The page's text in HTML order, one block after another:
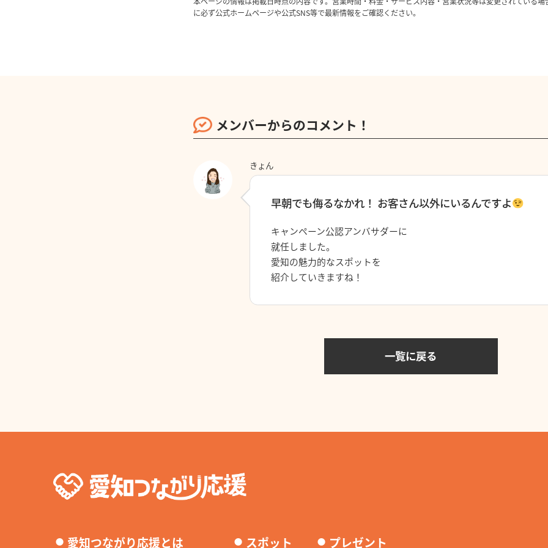
に必ず公式ホームページや公式SNS等で最新情報をご確認ください。
メンバーからのコメント！
きょん
早朝でも侮るなかれ！ お客さん以外にいるんですよ
キャンペーン公認アンバサダーに
就任しました。
愛知の魅力的なスポットを
紹介していきますね！
一覧に戻る
⚫︎ 愛知つながり応援とは ⚫︎ スポット ⚫︎ プレゼント